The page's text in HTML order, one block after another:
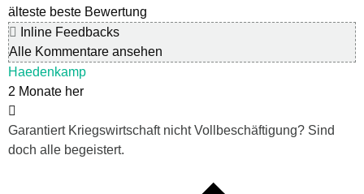
älteste beste Bewertung
Inline Feedbacks
Alle Kommentare ansehen
Haedenkamp
2 Monate her
Garantiert Kriegswirtschaft nicht Vollbeschäftigung? Sind
doch alle begeistert.